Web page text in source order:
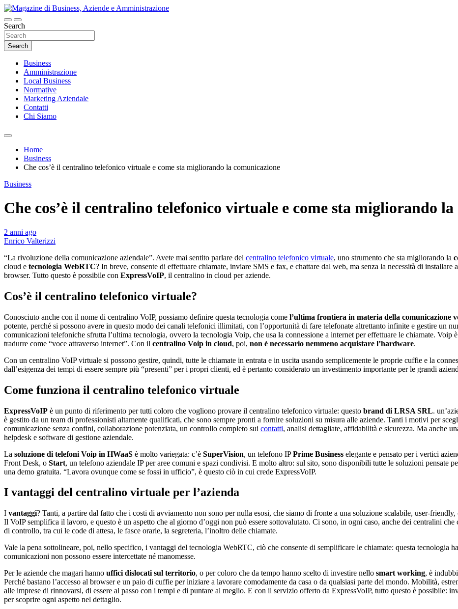
Skip
to
content
Magazine di Business, Aziende e Amministrazione
Search
Search
Business
Amministrazione
Local Business
Normative
Marketing Aziendale
Contatti
Chi Siamo
Home
Business
Che cos’è il centralino telefonico virtuale e come sta migliorando la comunicazione
Business
Che cos’è il centralino telefonico virtuale e come sta migliorando
2 anni ago
Enrico Valterizzi
“La rivoluzione della comunicazione aziendale”. Avete mai sentito parlare del centralino telefonico virtuale, uno strumento che sta migliorando la
cloud e tecnologia WebRTC? In breve, consente di effettuare chiamate, inviare SMS e fax, e chattare dal web, ma senza la necessità di
browser. Tutto questo è possibile con ExpressVoIP, il centralino in cloud per aziende.
Cos’è il centralino telefonico virtuale?
Conosciuto anche con il nome di centralino VoIP, possiamo definire questa tecnologia come l’ultima frontiera in materia della comunicazione
potente, perché si possono avere in questo modo dei canali telefonici illimitati, con l’opportunità di fare telefonate altrettanto infinite e gestire un
comunicazioni telefoniche sfrutta l’ultima tecnologia, ovvero la tecnologia Voip, che usa la connessione a internet per effettuare le chiamate. Voip
tradurre come “voce attraverso internet”. Con il centralino Voip in cloud, poi, non è necessario nemmeno acquistare l’hardware.
Con un centralino VoIP virtuale si possono gestire, quindi, tutte le chiamate in entrata e in uscita usando semplicemente le proprie cuffie e la
dall’esigenza dei tempi di essere sempre più “presenti” per i propri clienti, ed è pertanto considerato un investimento importante per le grandi
Come funziona il centralino telefonico virtuale
ExpressVoIP è un punto di riferimento per tutti coloro che vogliono provare il centralino telefonico virtuale: questo brand di LRSA SRL.
è gestito da un team di professionisti altamente qualificati, che sono sempre pronti a fornire soluzioni su misura alle aziende. Tanti i motivi per
comunicazione senza confini, collaborazione potenziata, un controllo completo sui contatti, analisi dettagliate, affidabilità e sicurezza. Ma anche
helpdesk e software di gestione aziendale.
La soluzione di telefoni Voip in HWaaS è molto variegata: c’è SuperVision, un telefono IPPrime Business elegante e pensato per i vertici
Front Desk, o Start, un telefono aziendale IP per aree comuni e spazi condivisi. E molto altro: sul sito, sono disponibili tutte le soluzioni pensate
una demo gratuita. “Lavora ovunque come se fossi in ufficio”, è questo ciò in cui crede ExpressVoIP.
I vantaggi del centralino virtuale per l’azienda
I vantaggi? Tanti, a partire dal fatto che i costi di avviamento non sono per nulla esosi, che siamo di fronte a una soluzione scalabile, user-
Il VoIP semplifica il lavoro, e questo è un aspetto che al giorno d’oggi non può essere sottovalutato. Ci sono, in ogni caso, anche dei centralini
di controllo, tra cui le code di attesa, le fasce orarie, la segreteria, l’inoltro delle chiamate.
Vale la pena sottolineare, poi, nello specifico, i vantaggi del tecnologia WebRTC, ciò che consente di semplificare le chiamate: questa tecnologia
comunicazioni non possono essere intercettate né manomesse.
Per le aziende che magari hanno uffici dislocati sul territorio, o per coloro che da tempo hanno scelto di investire nello smart working, è
Perché bastano l’accesso al browser e un paio di cuffie per iniziare a lavorare comodamente da casa o da qualsiasi parte del mondo. Mobilità,
alle imprese di rinnovarsi, di essere al passo con i tempi e di puntare al meglio. E con il servizio offerto da ExpressVoIP, tutto questo è possibile:
per scoprire ogni aspetto nel dettaglio.